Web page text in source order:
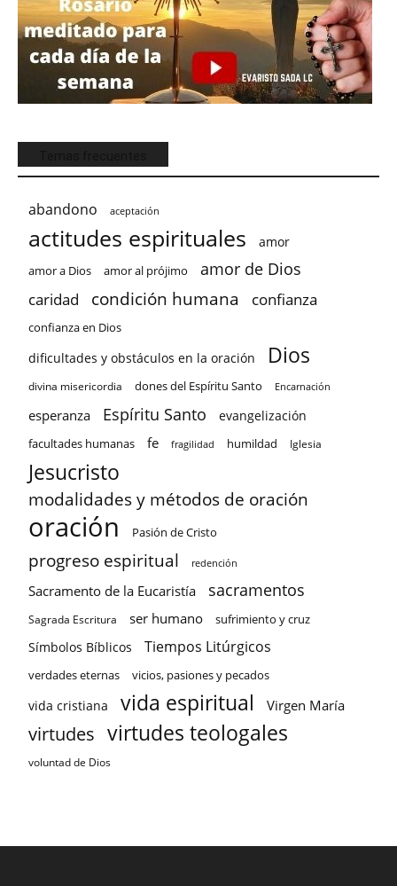
abandono aceptación
actitudes espirituales amor
amor a Dios amor al prójimo amor de Dios
caridad condición humana confianza
confianza en Dios
dificultades y obstáculos en la oración Dios
divina misericordia dones del Espíritu Santo Encarnación
esperanza Espíritu Santo evangelización
facultades humanas fe fragilidad humildad Iglesia
Jesucristo
modalidades y métodos de oración
oración Pasión de Cristo
progreso espiritual redención
Sacramento de la Eucaristía sacramentos
Sagrada Escritura ser humano sufrimiento y cruz
Símbolos Bíblicos Tiempos Litúrgicos
verdades eternas vicios, pasiones y pecados
vida cristiana vida espiritual Virgen María
virtudes virtudes teologales
voluntad de Dios